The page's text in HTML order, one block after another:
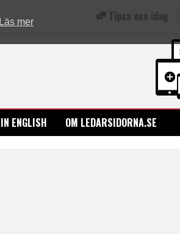
Läs mer Tipsa oss idag
IN ENGLISH OM LEDARSIDORNA.SE